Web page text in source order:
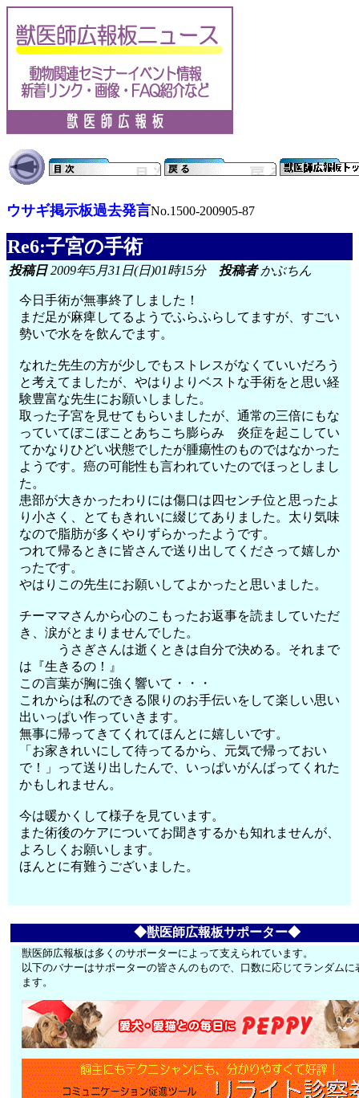
ウサギ掲示板過去発言No.1500-200905-87
Re6:子宮の手術
投稿日2009年5月31日(日)01時15分 投稿者かぶちん
今日手術が無事終了しました！
まだ足が麻痺してるようでふらふらしてますが、すごい
勢いで水をを飲んでます。
なれた先生の方が少しでもストレスがなくていいだろう
と考えてましたが、やはりよりベストな手術をと思い経
験豊富な先生にお願いしました。
取った子宮を見せてもらいましたが、通常の三倍にもな
っていてぼこぼことあちこち膨らみ 炎症を起こしてい
てかなりひどい状態でしたが腫瘍性のものではなかった
ようです。癌の可能性も言われていたのでほっとしまし
た。
患部が大きかったわりには傷口は四センチ位と思ったよ
り小さく、とてもきれいに綴じてありました。太り気味
なので脂肪が多くやりずらかったようです。
つれて帰るときに皆さんで送り出してくださって嬉しか
ったです。
やはりこの先生にお願いしてよかったと思いました。
チーママさんから心のこもったお返事を読ましていただ
き、涙がとまりませんでした。
うさぎさんは逝くときは自分で決める。それまで
は『生きるの！』
この言葉が胸に強く響いて・・・
これからは私のできる限りのお手伝いをして楽しい思い
出いっぱい作っていきます。
無事に帰ってきてくれてほんとに嬉しいです。
「お家きれいにして待ってるから、元気で帰っておい
で！」って送り出したんで、いっぱいがんばってくれた
かもしれません。
今は暖かくして様子を見ています。
また術後のケアについてお聞きするかも知れませんが、
よろしくお願いします。
ほんとに有難うございました。
◆獣医師広報板サポーター◆
獣医師広報板は多くのサポーターによって支えられています。
以下のバナーはサポーターの皆さんのもので、口数に応じてランダムに
ます。